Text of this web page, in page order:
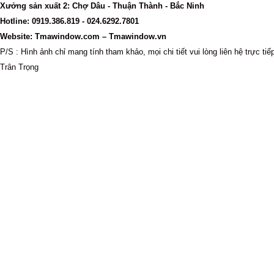
Xưởng sản xuất 2: Chợ Dâu - Thuận Thành - Bắc Ninh
Hotline: 0919.386.819 - 024.6292.7801
Website: Tmawindow.com – Tmawindow.vn
P/S : Hình ảnh chỉ mang tính tham khảo, mọi chi tiết vui lòng liên hệ trực
Trân Trọng